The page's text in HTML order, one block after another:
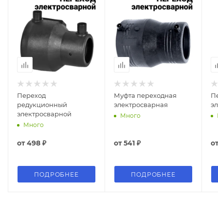
Переход
редукционный
электросварной
Много
от498 ₽
ПОДРОБНЕЕ
Муфта переходная
электросварная
Много
от541 ₽
ПОДРОБНЕЕ